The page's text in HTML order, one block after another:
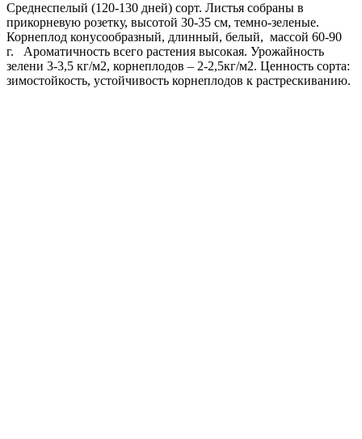
Среднеспелый (120-130 дней) сорт. Листья собраны в
прикорневую розетку, высотой 30-35 см, темно-зеленые.
Корнеплод конусообразный, длинный, белый, массой 60-90
г. Ароматичность всего растения высокая. Урожайность
зелени 3-3,5 кг/м2, корнеплодов – 2-2,5кг/м2. Ценность сорта:
зимостойкость, устойчивость корнеплодов к растрескиванию.